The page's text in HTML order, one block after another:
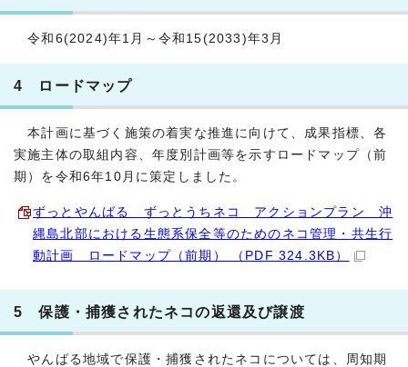
令和6(2024)年1月～令和15(2033)年3月
4 ロードマップ
本計画に基づく施策の着実な推進に向けて、成果指標、各
実施主体の取組内容、年度別計画等を示すロードマップ（前
期）を令和6年10月に策定しました。
ずっとやんばる ずっとうちネコ アクションプラン 沖
縄島北部における生態系保全等のためのネコ管理・共生行
動計画 ロードマップ（前期） （PDF 324.3KB）
5 保護・捕獲されたネコの返還及び譲渡
やんばる地域で保護・捕獲されたネコについては、周知期